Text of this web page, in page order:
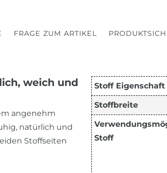
FRAGE ZUM ARTIKEL
weich und
angenehm
natürlich und
Stoffseiten
Stoff Eigenschaft
Stoffbreite
Stoff